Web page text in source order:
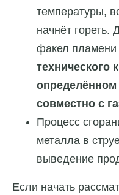
температуры,
начнёт гореть.
факел пламени
технического
совместно с
Процесс
металла в
выведение
Если начать